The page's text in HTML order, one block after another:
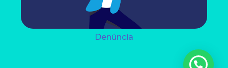
Denúncia